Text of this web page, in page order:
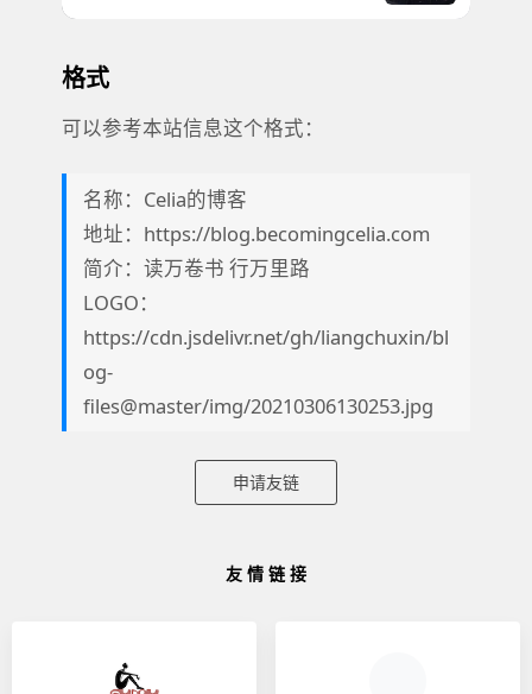
格式
可以参考本站信息这个格式：
名称：Celia的博客
地址：https://blog.becomingcelia.com
简介：读万卷书 行万里路
LOGO：
https://cdn.jsdelivr.net/gh/liangchuxin/bl
og-
files@master/img/20210306130253.jpg
申请友链
友 情 链 接